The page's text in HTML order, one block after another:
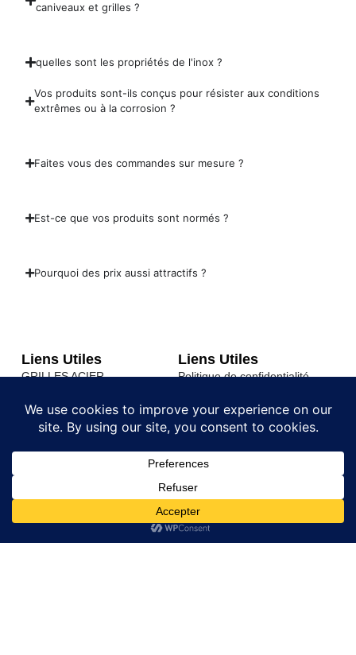
caniveaux et grilles ?
quelles sont les propriétés de l'inox ?
Vos produits sont-ils conçus pour résister aux conditions
extrêmes ou à la corrosion ?
Faites vous des commandes sur mesure ?
Est-ce que vos produits sont normés ?
Pourquoi des prix aussi attractifs ?
Liens Utiles
GRILLES ACIER
Trappes de visite Sol
Liens Utiles
Politique de confidentialité
Vente
Contact
contact@couvercleacier.fr
Adresse : 33 rue des 2